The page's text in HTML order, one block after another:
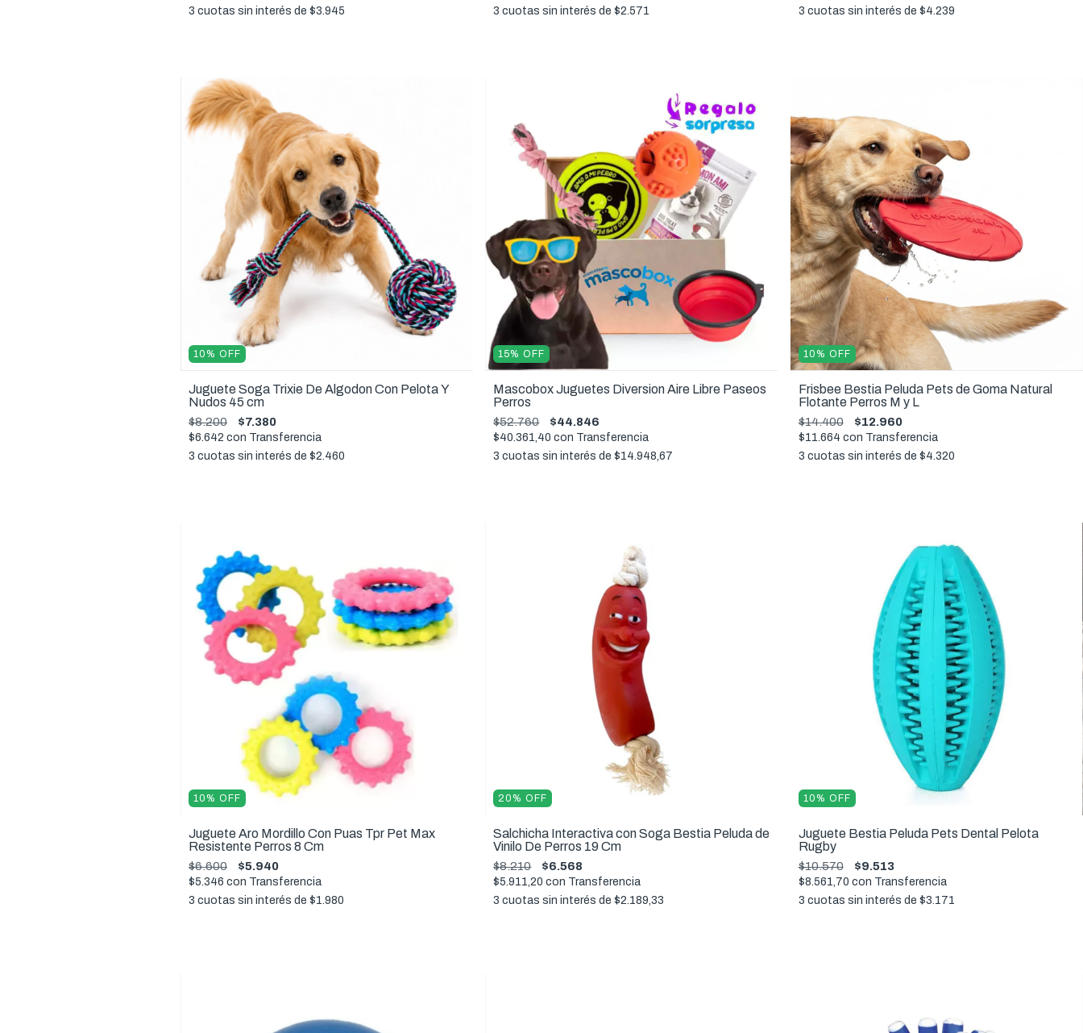
3 cuotas sin interés de $3.945
3 cuotas sin interés de$2.571
3 cuotas sin interés de $4.239
10% OFF
Juguete Soga Trixie De Algodon Con Pelota Y
Nudos 45 cm
$8.200 $7.380
$6.642 con Transferencia
3 cuotas sin interés de $2.460
15%OFF
Mascobox Juguetes Diversion Aire Libre Paseos
Perros
$52.760 $44.846
$40.361,40con Transferencia
3 cuotas sin interés de$14.948,67
10% OFF
Frisbee Bestia Peluda Pets de Goma Natural
Flotante Perros M y L
$14.400 $12.960
$11.664 con Transferencia
3 cuotas sin interés de $4.320
10% OFF
Juguete Aro Mordillo Con Puas Tpr Pet Max
Resistente Perros 8 Cm
$6.600 $5.940
$5.346 con Transferencia
3 cuotas sin interés de $1.980
20%OFF
Salchicha Interactiva con Soga Bestia Peluda de
Vinilo De Perros 19 Cm
$8.210 $6.568
$5.911,20con Transferencia
3 cuotas sin interés de$2.189,33
10% OFF
Juguete Bestia Peluda Pets Dental Pelota
Rugby
$10.570 $9.513
$8.561,70 con Transferencia
3 cuotas sin interés de $3.171